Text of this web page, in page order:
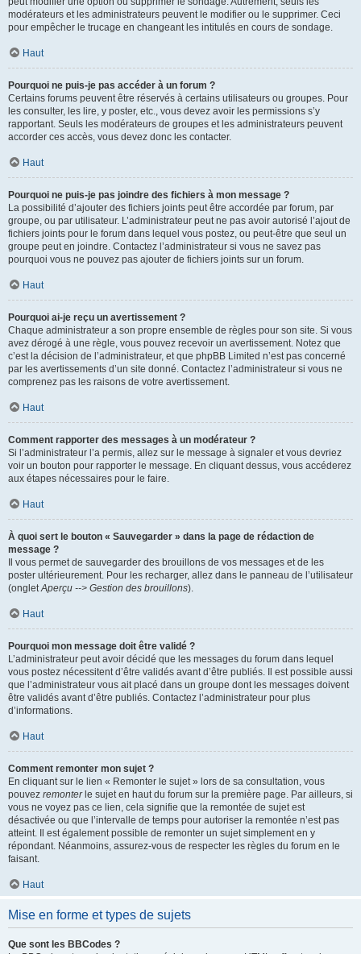
modérateurs et les administrateurs peuvent le modifier ou le supprimer. Ceci
pour empêcher le trucage en changeant les intitulés en cours de sondage.
Haut
Pourquoi ne puis-je pas accéder à un forum ?
Certains forums peuvent être réservés à certains utilisateurs ou groupes. Pour
les consulter, les lire, y poster, etc., vous devez avoir les permissions s’y
rapportant. Seuls les modérateurs de groupes et les administrateurs peuvent
accorder ces accès, vous devez donc les contacter.
Haut
Pourquoi ne puis-je pas joindre des fichiers à mon message ?
La possibilité d’ajouter des fichiers joints peut être accordée par forum, par
groupe, ou par utilisateur. L’administrateur peut ne pas avoir autorisé l’ajout de
fichiers joints pour le forum dans lequel vous postez, ou peut-être que seul un
groupe peut en joindre. Contactez l’administrateur si vous ne savez pas
pourquoi vous ne pouvez pas ajouter de fichiers joints sur un forum.
Haut
Pourquoi ai-je reçu un avertissement ?
Chaque administrateur a son propre ensemble de règles pour son site. Si vous
avez dérogé à une règle, vous pouvez recevoir un avertissement. Notez que
c’est la décision de l’administrateur, et que phpBB Limited n’est pas concerné
par les avertissements d’un site donné. Contactez l’administrateur si vous ne
comprenez pas les raisons de votre avertissement.
Haut
Comment rapporter des messages à un modérateur ?
Si l’administrateur l’a permis, allez sur le message à signaler et vous devriez
voir un bouton pour rapporter le message. En cliquant dessus, vous accéderez
aux étapes nécessaires pour le faire.
Haut
À quoi sert le bouton « Sauvegarder » dans la page de rédaction de
message ?
Il vous permet de sauvegarder des brouillons de vos messages et de les
poster ultérieurement. Pour les recharger, allez dans le panneau de l’utilisateur
(ongletAperçu --> Gestion des brouillons).
Haut
Pourquoi mon message doit être validé ?
L’administrateur peut avoir décidé que les messages du forum dans lequel
vous postez nécessitent d’être validés avant d’être publiés. Il est possible aussi
que l’administrateur vous ait placé dans un groupe dont les messages doivent
être validés avant d’être publiés. Contactez l’administrateur pour plus
d’informations.
Haut
Comment remonter mon sujet ?
En cliquant sur le lien « Remonter le sujet » lors de sa consultation, vous
pouvez remonterle sujet en haut du forum sur la première page. Par ailleurs, si
vous ne voyez pas ce lien, cela signifie que la remontée de sujet est
désactivée ou que l’intervalle de temps pour autoriser la remontée n’est pas
atteint. Il est également possible de remonter un sujet simplement en y
répondant. Néanmoins, assurez-vous de respecter les règles du forum en le
faisant.
Haut
Mise en forme et types de sujets
Que sont les BBCodes ?